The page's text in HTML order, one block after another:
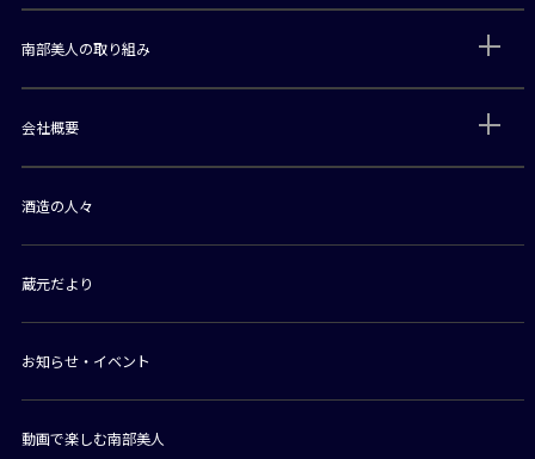
南部美人の取り組み
会社概要
酒造の人々
蔵元だより
お知らせ・イベント
動画で楽しむ南部美人